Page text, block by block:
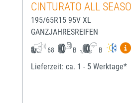
CINTURATO ALL
195/65R15 95V XL
GANZJAHRESREIFEN
68 B B
Lieferzeit: ca. 1 - 5 Werktage*